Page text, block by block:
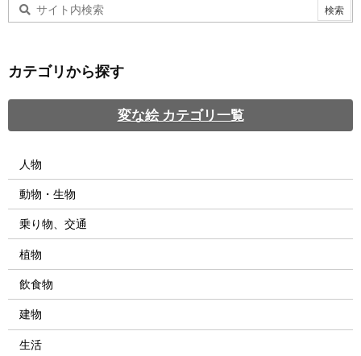
カテゴリから探す
変な絵 カテゴリ一覧
人物
動物・生物
乗り物、交通
植物
飲食物
建物
生活